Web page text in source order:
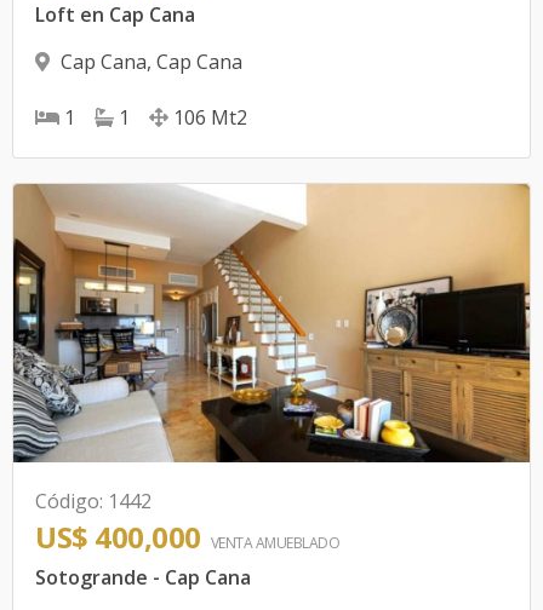
Loft en Cap Cana
Cap Cana, Cap Cana
1 1 106 Mt2
Código: 1442
US$ 400,000 VENTA AMUEBLADO
Sotogrande - Cap Cana